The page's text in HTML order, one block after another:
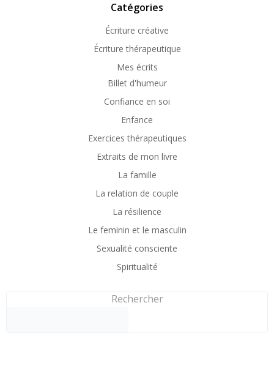
Catégories
Écriture créative
Écriture thérapeutique
Mes écrits
Billet d'humeur
Confiance en soi
Enfance
Exercices thérapeutiques
Extraits de mon livre
La famille
La relation de couple
La résilience
Le feminin et le masculin
Sexualité consciente
Spiritualité
Rechercher